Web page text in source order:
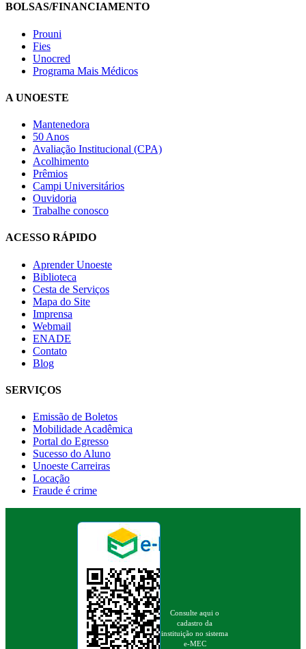
BOLSAS/FINANCIAMENTO
Prouni
Fies
Unocred
Programa Mais Médicos
A UNOESTE
Mantenedora
50 Anos
Avaliação Institucional (CPA)
Acolhimento
Prêmios
Campi Universitários
Ouvidoria
Trabalhe conosco
ACESSO RÁPIDO
Aprender Unoeste
Biblioteca
Cesta de Serviços
Mapa do Site
Imprensa
Webmail
ENADE
Contato
Blog
SERVIÇOS
Emissão de Boletos
Mobilidade Acadêmica
Portal do Egresso
Sucesso do Aluno
Unoeste Carreiras
Locação
Fraude é crime
Consulte aqui o
cadastro da
instituição no sistema
e-MEC